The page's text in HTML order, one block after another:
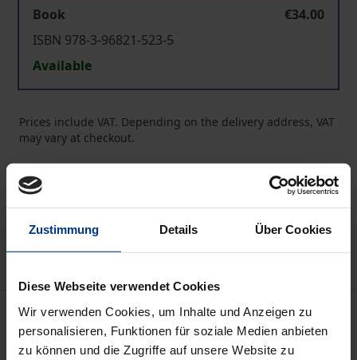
Zustimmung Details Über Cookies
Diese Webseite verwendet Cookies
Wir verwenden Cookies, um Inhalte und Anzeigen zu
personalisieren, Funktionen für soziale Medien anbieten
zu können und die Zugriffe auf unsere Website zu
Book
€34.00
ISBN 978-3-96821-523-5
Available
Prices include VAT. Depending on the delivery address, VAT
may vary at checkout.
Add to Wish List
Delivery cost notice
Description